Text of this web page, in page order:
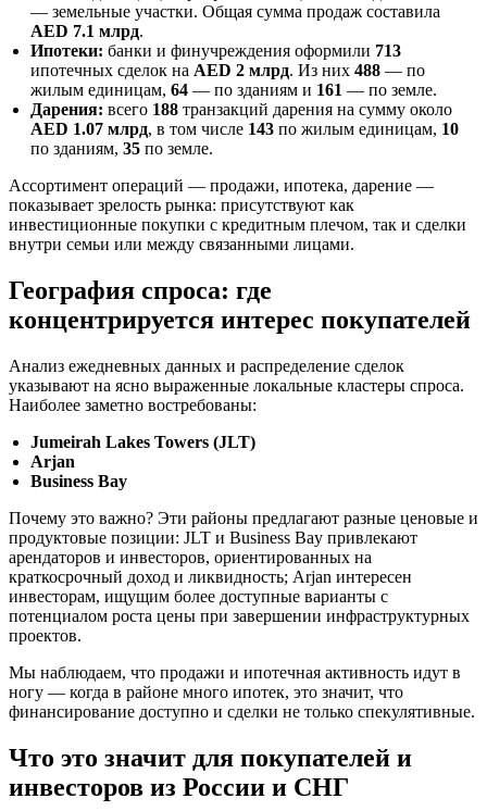
— земельные участки. Общая сумма продаж составила
AED 7.1 млрд.
Ипотеки: банки и финучреждения оформили 713
ипотечных сделок на AED 2 млрд. Из них 488 — по
жилым единицам, 64 — по зданиям и 161 — по земле.
Дарения: всего 188 транзакций дарения на сумму около
AED 1.07 млрд, в том числе 143 по жилым единицам, 10
по зданиям, 35 по земле.
Ассортимент операций — продажи, ипотека, дарение —
показывает зрелость рынка: присутствуют как
инвестиционные покупки с кредитным плечом, так и сделки
внутри семьи или между связанными лицами.
География спроса: где
концентрируется интерес покупателей
Анализ ежедневных данных и распределение сделок
указывают на ясно выраженные локальные кластеры спроса.
Наиболее заметно востребованы:
Jumeirah Lakes Towers (JLT)
Arjan
Business Bay
Почему это важно? Эти районы предлагают разные ценовые и
продуктовые позиции: JLT и Business Bay привлекают
арендаторов и инвесторов, ориентированных на
краткосрочный доход и ликвидность; Arjan интересен
инвесторам, ищущим более доступные варианты с
потенциалом роста цены при завершении инфраструктурных
проектов.
Мы наблюдаем, что продажи и ипотечная активность идут в
ногу — когда в районе много ипотек, это значит, что
финансирование доступно и сделки не только спекулятивные.
Что это значит для покупателей и
инвесторов из России и СНГ